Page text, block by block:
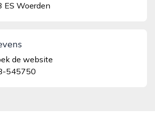
ES Woerden
de website
545750